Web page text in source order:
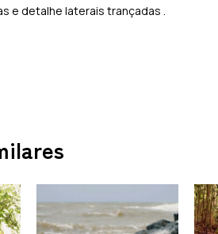
e detalhe laterais trançadas .